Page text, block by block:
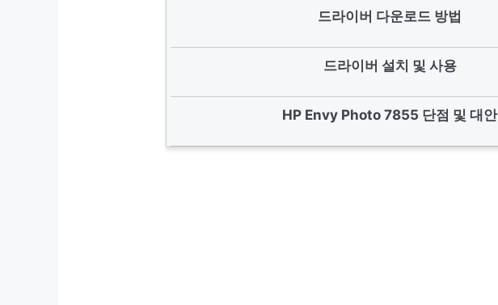
드라이버 다운로드 방법
드라이버 설치 및 사용
HP Envy Photo 7855 단점 및 대안